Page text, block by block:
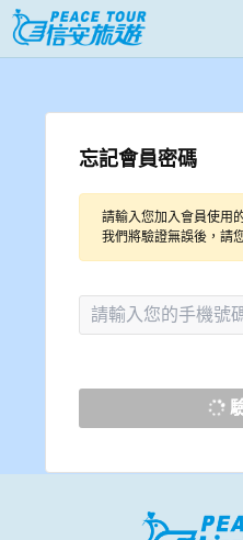
忘記會員密碼
請輸入您加入會員使用
我們將驗證無誤後，請